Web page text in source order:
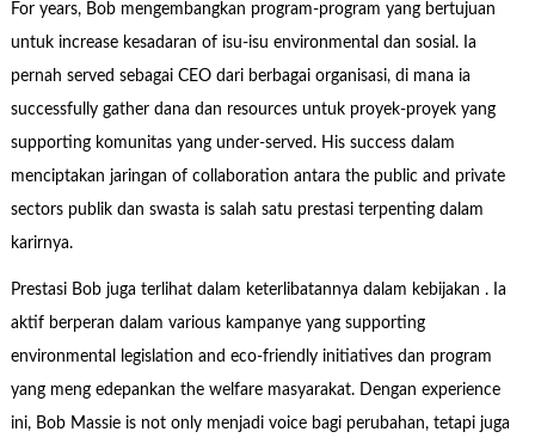
For years, Bob mengembangkan program-program yang bertujuan
untuk increase kesadaran of isu-isu environmental dan sosial. Ia
pernah served sebagai CEO dari berbagai organisasi, di mana ia
successfully gather dana dan resources untuk proyek-proyek yang
supporting komunitas yang under-served. His success dalam
menciptakan jaringan of collaboration antara the public and private
sectors publik dan swasta is salah satu prestasi terpenting dalam
karirnya.
Prestasi Bob juga terlihat dalam keterlibatannya dalam kebijakan . Ia
aktif berperan dalam various kampanye yang supporting
environmental legislation and eco-friendly initiatives dan program
yang meng edepankan the welfare masyarakat. Dengan experience
ini, Bob Massie is not only menjadi voice bagi perubahan, tetapi juga